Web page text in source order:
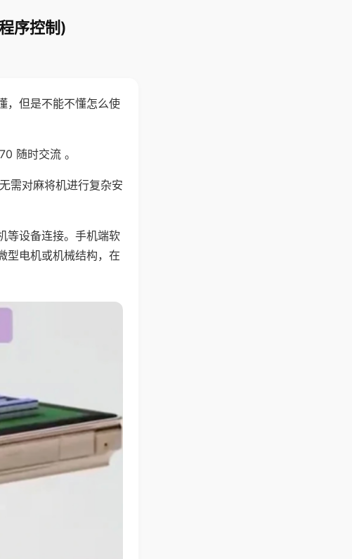
序控制)
，但是不能不懂怎么使
随时交流 。
需对麻将机进行复杂安
等设备连接。手机端软
型电机或机械结构，在